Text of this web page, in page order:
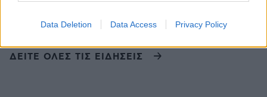
Data Deletion Data Access Privacy Policy
Ισπανίας
ΔΕΙΤΕ ΟΛΕΣ ΤΙΣ ΕΙΔΗΣΕΙΣ